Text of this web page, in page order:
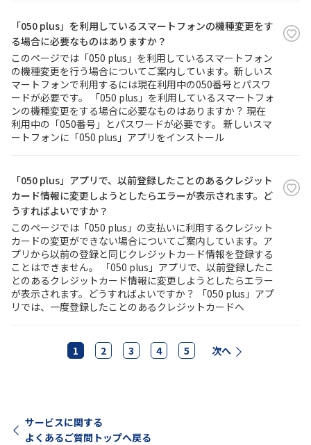
「050 plus」を利用しているスマートフォンの機種変更をす
る場合に必要なものはありますか？
このページでは「050 plus」を利用しているスマートフォン
の機種変更を行う場合についてご案内しています。新しいス
マートフォンで利用するには現在利用中の050番号とパスワ
ードが必要です。 「050 plus」を利用しているスマートフォ
ンの機種変更をする場合に必要なものはありますか？ 現在
利用中の「050番号」とパスワードが必要です。 新しいスマ
ートフォンに「050 plus」アプリをインストール
「050 plus」アプリで、以前登録したことのあるクレジット
カード情報に変更しようとしたらエラーが表示されます。ど
うすればよいですか？
このページでは「050 plus」の支払いに利用するクレジット
カードの変更ができない場合についてご案内しています。ア
プリから以前の登録と同じクレジットカード情報を登録する
ことはできません。 「050 plus」アプリで、以前登録したこ
とのあるクレジットカード情報に変更しようとしたらエラー
が表示されます。どうすればよいですか？ 「050 plus」アプ
リでは、一度登録したことのあるクレジットカードへ
1 2 3 4 5 次へ
サービスに関する
よくあるご質問トップへ戻る